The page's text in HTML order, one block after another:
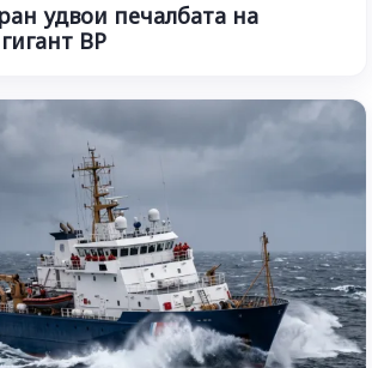
удвои печалбата на
BP